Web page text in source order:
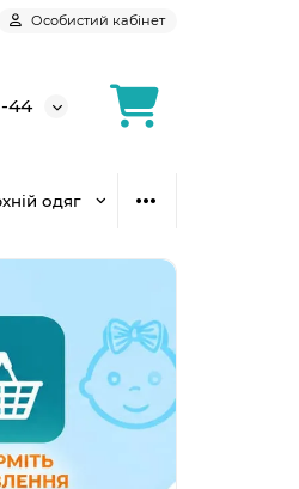
Особистий кабінет
44
одяг